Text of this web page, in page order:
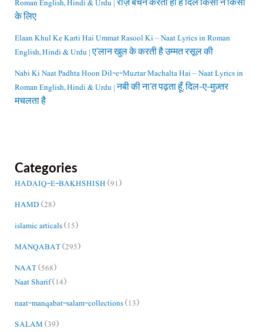
Roman English, Hindi & Urdu | रोज़ बेचैन करता ही है दिल किसी न किसी
के लिए
Elaan Khul Ke Karti Hai Ummat Rasool Ki – Naat Lyrics in Roman
English, Hindi & Urdu | ए’लान खुल के करती है उम्मत रसूल की
Nabi Ki Naat Padhta Hoon Dil-e-Muztar Machalta Hai – Naat Lyrics in
Roman English, Hindi & Urdu | नबी की ना’त पढ़ता हूँ, दिल-ए-मुज़्तर
मचलता है
Categories
HADAIQ-E-BAKHSHISH(91)
HAMD(28)
islamic articals(15)
MANQABAT(295)
NAAT(568)
Naat Sharif(14)
naat-manqabat-salam-collections(13)
SALAM(39)